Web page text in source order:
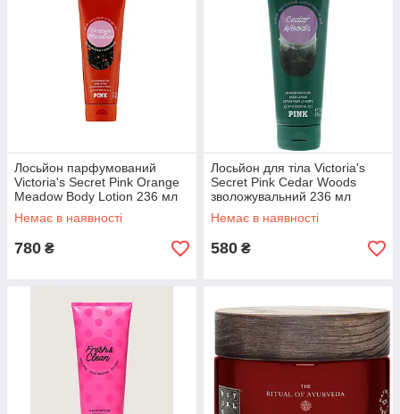
Лосьйон парфумований
Victoria's Secret Pink Orange
Meadow Body Lotion 236 мл
Немає в наявності
780 ₴
Лосьйон для тіла Victoria's
Secret Pink Cedar Woods
зволожувальний 236 мл
Немає в наявності
580 ₴